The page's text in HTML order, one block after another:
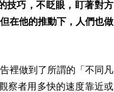
技巧，不眨眼，盯著對方
在他的推動下，人們也做
裡做到了所謂的「不同凡
察者用多快的速度靠近或